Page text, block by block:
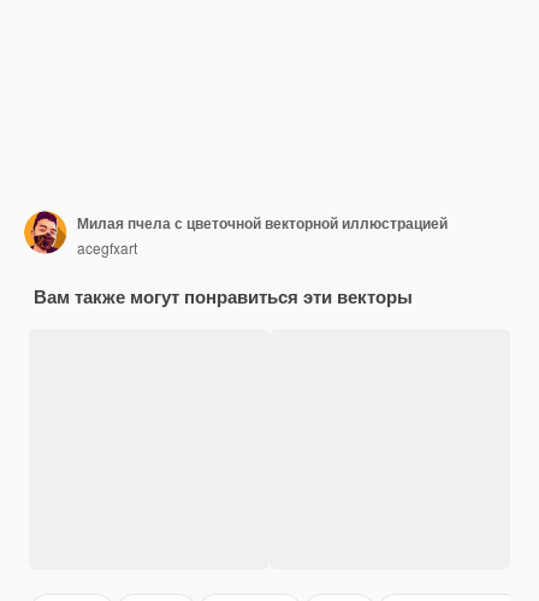
Милая пчела с цветочной векторной иллюстрацией
acegfxart
Вам также могут понравиться эти векторы